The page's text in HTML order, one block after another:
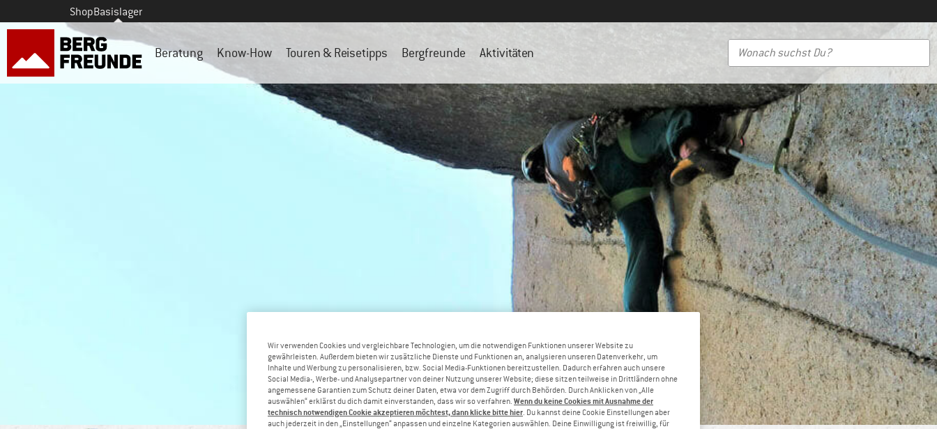
ShopBasislager
Beratung Know-How Touren & Reisetipps Bergfreunde Aktivitäten
Wir verwenden Cookies und vergleichbare Technologien, um die notwendigen Funktionen unserer Website zu
gewährleisten. Außerdem bieten wir zusätzliche Dienste und Funktionen an, analysieren unseren Datenverkehr, um
Inhalte und Werbung zu personalisieren, bzw. Social Media-Funktionen bereitzustellen. Dadurch erfahren auch unsere
Social Media-, Werbe- und Analysepartner von deiner Nutzung unserer Website; diese sitzen teilweise in Drittländern ohne
angemessene Garantien zum Schutz deiner Daten, etwa vor dem Zugriff durch Behörden. Durch Anklicken von „Alle
auswählen“ erklärst du dich damit einverstanden, dass wir so verfahren. Wenn du keine Cookies mit Ausnahme der
technisch notwendigen Cookie akzeptieren möchtest, dann klicke bitte hier. Du kannst deine Cookie Einstellungen aber
auch jederzeit in den „Einstellungen“ anpassen und einzelne Kategorien auswählen. Deine Einwilligung ist freiwillig, für